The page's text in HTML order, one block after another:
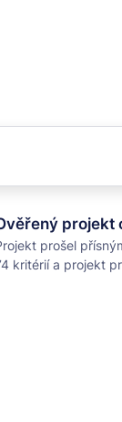
projekt
prošel
kritérií a projekt